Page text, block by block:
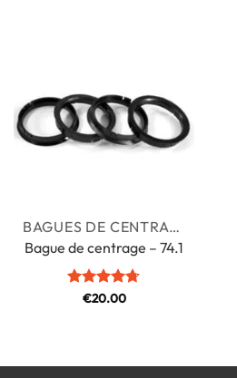
BAGUES DE CENTRAGE
Bague de centrage – 74.1
Note4.71
€20.00